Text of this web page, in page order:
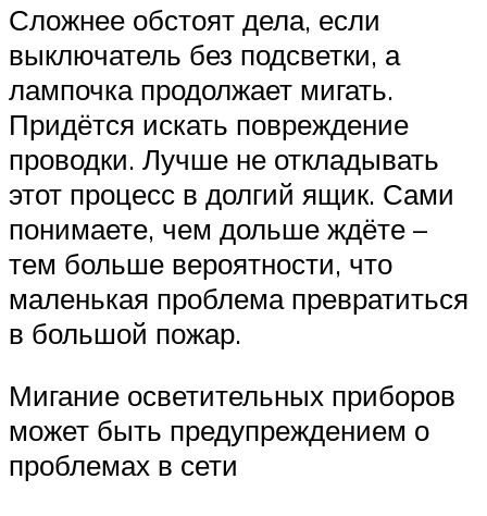
Сложнее обстоят дела, если
выключатель без подсветки, а
лампочка продолжает мигать.
Придётся искать повреждение
проводки. Лучше не откладывать
этот процесс в долгий ящик. Сами
понимаете, чем дольше ждёте –
тем больше вероятности, что
маленькая проблема превратиться
в большой пожар.
Мигание осветительных приборов
может быть предупреждением о
проблемах в сети